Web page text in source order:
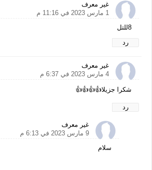
غير معرف
1 مارس 2023 في 11:16 م
8للتل
رد
غير معرف
4 مارس 2023 في 6:37 م
شكرا جزيلا👍👍👍👍
رد
غير معرف
9 مارس 2023 في 6:13 م
سلام